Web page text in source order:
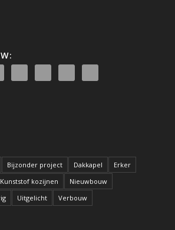
Bijzonder project Dakkapel
Erker
Kunststof kozijnen
Nieuwbouw
Uitgelicht Verbouw